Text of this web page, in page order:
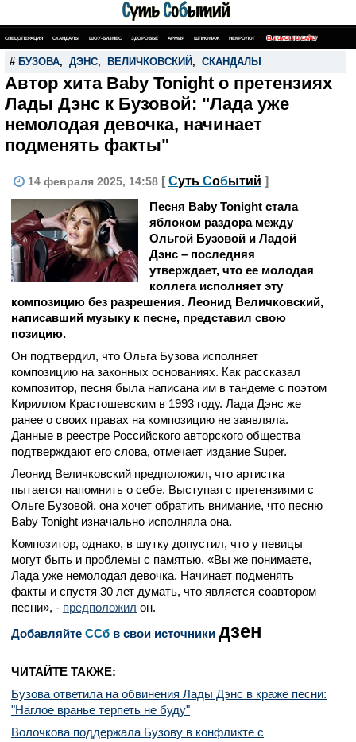
СПЕЦОПЕРАЦИЯ СКАНДАЛЫ ШОУ-БИЗНЕС ЗДОРОВЬЕ АРМИЯ ШПИОНАЖ НЕКРОЛОГ ПОИСК ПО САЙТУ
# БУЗОВА, ДЭНС, ВЕЛИЧКОВСКИЙ , СКАНДАЛЫ
Автор хита Baby Tonight о претензиях
Лады Дэнс к Бузовой: "Лада уже
немолодая девочка, начинает
подменять факты"
14 февраля 2025, 14:58 [ Суть Событий ]
Песня Baby Tonight стала
яблоком раздора между
Ольгой Бузовой и Ладой
Дэнс – последняя
утверждает, что ее молодая
коллега исполняет эту
композицию без разрешения. Леонид Величковский,
написавший музыку к песне, представил свою
позицию.
Он подтвердил, что Ольга Бузова исполняет
композицию на законных основаниях. Как рассказал
композитор, песня была написана им в тандеме с поэтом
Кириллом Крастошевским в 1993 году. Лада Дэнс же
ранее о своих правах на композицию не заявляла.
Данные в реестре Российского авторского общества
подтверждают его слова, отмечает издание Super.
Леонид Величковский предположил, что артистка
пытается напомнить о себе. Выступая с претензиями с
Ольге Бузовой, она хочет обратить внимание, что песню
Baby Tonight изначально исполняла она.
Композитор, однако, в шутку допустил, что у певицы
могут быть и проблемы с памятью. «Вы же понимаете,
Лада уже немолодая девочка. Начинает подменять
факты и спустя 30 лет думать, что является соавтором
песни», - предположил он.
Добавляйте CСб в свои источники дзен
ЧИТАЙТЕ ТАКЖЕ:
Бузова ответила на обвинения Лады Дэнс в краже песни:
"Наглое вранье терпеть не буду"
Волочкова поддержала Бузову в конфликте с